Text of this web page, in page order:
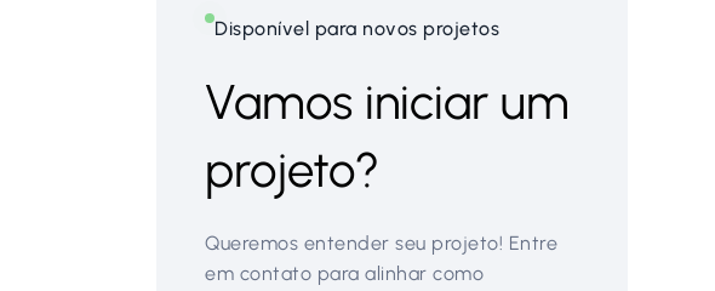
Disponível para novos projetos
Vamos iniciar um
projeto?
Queremos entender seu projeto! Entre
em contato para alinhar como